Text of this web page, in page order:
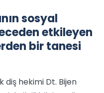
sosyal
etkileyen
bir tanesi
hekimi Dt. Bijen